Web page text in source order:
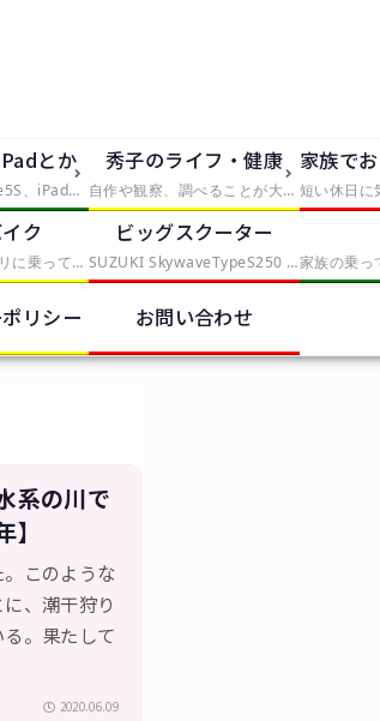
とか
iPhone5、iPhone5S、iPad2を使っていく中で発見したことや便利なものを紹介
秀子のライフ・健康
自作や観察、調べることが大好きな僕は大人になっても自由研究がしたい。折角なので、子供の自由研究に使えそうな手軽なものから、大人が喜びそうな自由研究まで、実践と挑戦を交えてレポートしていきます。本気で子供が自由研究に困ったら、タグから「子供向け」を選んでみてください。
ク
これまでママチャリに乗っていたが、偶然近くのスポーツバイクを取り扱う中古店で見つけたESCAPE R3を衝動買いしたことから、初心者自転車乗りになりました。クロスバイクの調整や整備を記録していくカテゴリー
ビッグスクーター
SUZUKI SkywaveTypeS250 スカイウェイブ CJ-43Aを中心に記事を書いていきます。
リシー お問い合わせ
系の川で
このような
、潮干狩り
。果たして
2020.06.09